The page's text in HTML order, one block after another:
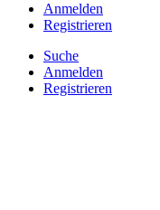
Anmelden
Registrieren
Suche
Anmelden
Registrieren